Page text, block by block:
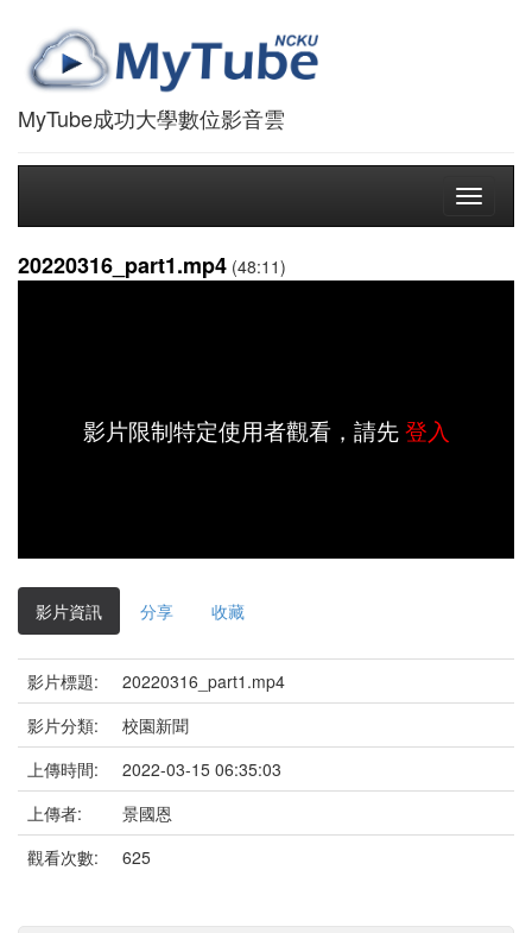
MyTube成功大學數位影音雲
Toggle
20220316_part1.mp4 (48:11)
影片限制特定使用者觀看，請先登入
影片資訊 分享 收藏
影片標題:
20220316_part1.mp4
影片分類:
校園新聞
上傳時間:
2022-03-15 06:35:03
上傳者:
景國恩
觀看次數:
625